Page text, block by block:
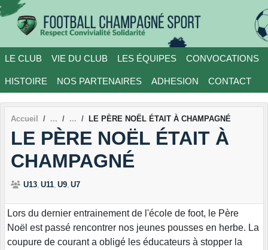
LE CLUB VIE DU CLUB LES ÉQUIPES CONVOCATIONS
HISTOIRE NOS PARTENAIRES ADHESION CONTACT
Accueil LE PÈRE NOËL ÉTAIT À CHAMPAGNÉ
LE PÈRE NOËL ÉTAIT À
CHAMPAGNÉ
U13 U11 U9 U7
Lors du dernier entrainement de l'école de foot, le Père
Noël est passé rencontrer nos jeunes pousses en herbe. La
coupure de courant a obligé les éducateurs à stopper la
Panneau de gestion des cookies